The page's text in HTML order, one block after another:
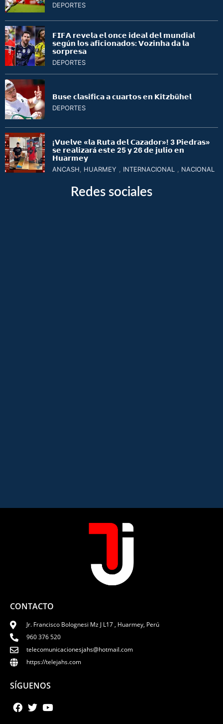
DEPORTES
𝗙𝗜𝗙𝗔 𝗿𝗲𝘃𝗲𝗹𝗮 𝗲𝗹 𝗼𝗻𝗰𝗲 𝗶𝗱𝗲𝗮𝗹 𝗱𝗲𝗹 𝗺𝘂𝗻𝗱𝗶𝗮𝗹
𝘀𝗲𝗴ú𝗻 𝗹𝗼𝘀 𝗮𝗳𝗶𝗰𝗶𝗼𝗻𝗮𝗱𝗼𝘀: 𝗩𝗼𝘇𝗶𝗻𝗵𝗮 𝗱𝗮 𝗹𝗮
𝘀𝗼𝗿𝗽𝗿𝗲𝘀𝗮
DEPORTES
𝗕𝘂𝘀𝗲 𝗰𝗹𝗮𝘀𝗶𝗳𝗶𝗰𝗮 𝗮 𝗰𝘂𝗮𝗿𝘁𝗼𝘀 𝗲𝗻 𝗞𝗶𝘁𝘇𝗯ü𝗵𝗲𝗹
DEPORTES
¡𝗩𝘂𝗲𝗹𝘃𝗲 «𝗹𝗮 𝗥𝘂𝘁𝗮 𝗱𝗲𝗹 𝗖𝗮𝘇𝗮𝗱𝗼𝗿»! 3 𝗣𝗶𝗲𝗱𝗿𝗮𝘀»
𝘀𝗲 𝗿𝗲𝗮𝗹𝗶𝘇𝗮𝗿á 𝗲𝘀𝘁𝗲 25 𝘆 26 𝗱𝗲 𝗷𝘂𝗹𝗶𝗼 𝗲𝗻
𝗛𝘂𝗮𝗿𝗺𝗲𝘆
ANCASH HUARMEY INTERNACIONAL NACIONAL
Redes sociales
CONTACTO
Jr. Francisco Bolognesi Mz J L17 , Huarmey, Perú
960 376 520
telecomunicacionesjahs@hotmail.com
https://telejahs.com
SÍGUENOS